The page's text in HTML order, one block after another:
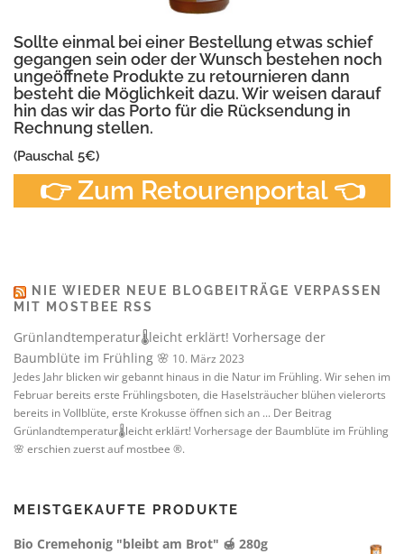
Sollte einmal bei einer Bestellung etwas schief
gegangen sein oder der Wunsch bestehen noch
ungeöffnete Produkte zu retournieren dann
besteht die Möglichkeit dazu. Wir weisen darauf
hin das wir das Porto für die Rücksendung in
Rechnung stellen.
(Pauschal 5€)
👉 Zum Retourenportal 👈
NIE WIEDER NEUE BLOGBEITRÄGE VERPASSEN
MIT MOSTBEE RSS
Grünlandtemperatur🌡️leicht erklärt! Vorhersage der
Baumblüte im Frühling 🌸 10. März 2023
Jedes Jahr blicken wir gebannt hinaus in die Natur im Frühling. Wir sehen im
Februar bereits erste Frühlingsboten, die Haselsträucher blühen vielerorts
bereits in Vollblüte, erste Krokusse öffnen sich an ... Der Beitrag
Grünlandtemperatur🌡️leicht erklärt! Vorhersage der Baumblüte im Frühling
🌸 erschien zuerst auf mostbee ®.
MEISTGEKAUFTE PRODUKTE
Bio Cremehonig "bleibt am Brot" 🍯 280g